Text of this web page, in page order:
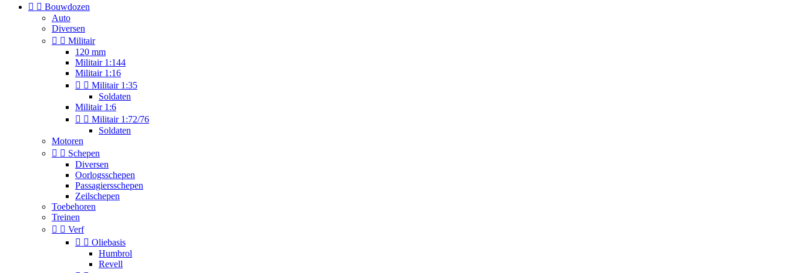
  Bouwdozen
Auto
Diversen
  Militair
120 mm
Militair 1:144
Militair 1:16
  Militair 1:35
Soldaten
Militair 1:6
  Militair 1:72/76
Soldaten
Motoren
  Schepen
Diversen
Oorlogsschepen
Passagiersschepen
Zeilschepen
Toebehoren
Treinen
  Verf
  Oliebasis
Humbrol
Revell